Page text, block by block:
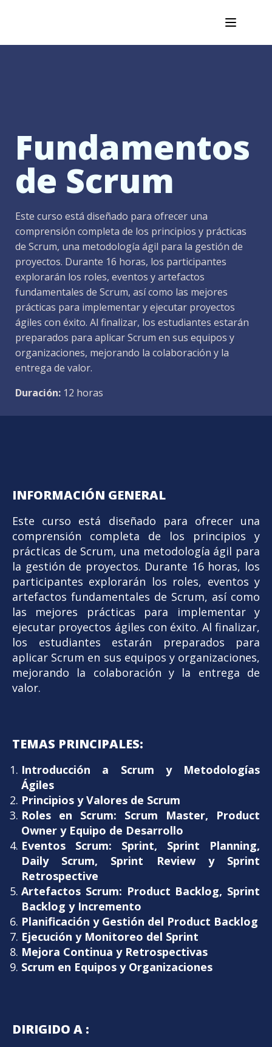
Fundamentos
de Scrum
Este curso está diseñado para ofrecer una
comprensión completa de los principios y prácticas
de Scrum, una metodología ágil para la gestión de
proyectos. Durante 16 horas, los participantes
explorarán los roles, eventos y artefactos
fundamentales de Scrum, así como las mejores
prácticas para implementar y ejecutar proyectos
ágiles con éxito. Al finalizar, los estudiantes estarán
preparados para aplicar Scrum en sus equipos y
organizaciones, mejorando la colaboración y la
entrega de valor.
Duración: 12 horas
INFORMACIÓN GENERAL
Este curso está diseñado para ofrecer una
comprensión completa de los principios y
prácticas de Scrum, una metodología ágil para
la gestión de proyectos. Durante 16 horas, los
participantes explorarán los roles, eventos y
artefactos fundamentales de Scrum, así como
las mejores prácticas para implementar y
ejecutar proyectos ágiles con éxito. Al finalizar,
los estudiantes estarán preparados para
aplicar Scrum en sus equipos y organizaciones,
mejorando la colaboración y la entrega de
valor.
TEMAS PRINCIPALES:
Introducción a Scrum y Metodologías
Ágiles
Principios y Valores de Scrum
Roles en Scrum: Scrum Master, Product
Owner y Equipo de Desarrollo
Eventos Scrum: Sprint, Sprint Planning,
Daily Scrum, Sprint Review y Sprint
Retrospective
Artefactos Scrum: Product Backlog, Sprint
Backlog y Incremento
Planificación y Gestión del Product Backlog
Ejecución y Monitoreo del Sprint
Mejora Continua y Retrospectivas
Scrum en Equipos y Organizaciones
DIRIGIDO A :